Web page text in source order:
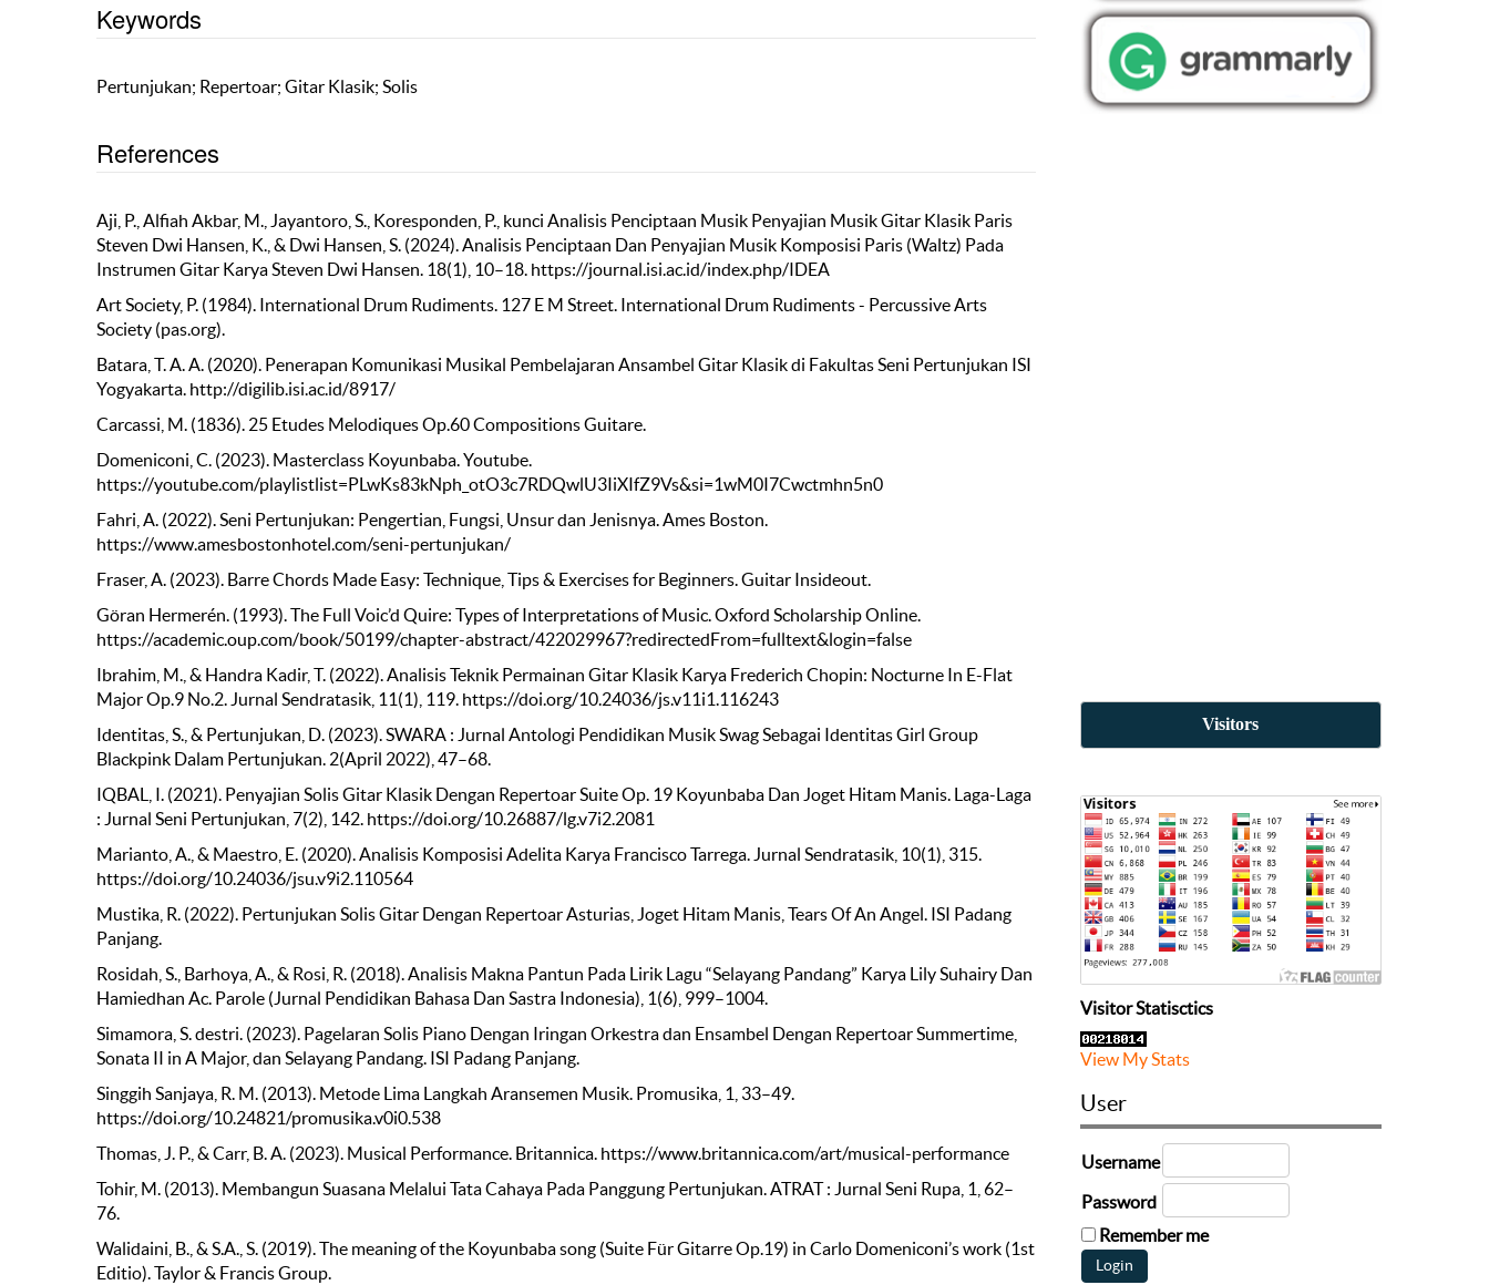
Keywords
Pertunjukan; Repertoar; Gitar Klasik; Solis
References
Aji, P., Alfiah Akbar, M., Jayantoro, S., Koresponden, P., kunci Analisis Penciptaan Musik Penyajian Musik Gitar Klasik Paris
Steven Dwi Hansen, K., & Dwi Hansen, S. (2024). Analisis Penciptaan Dan Penyajian Musik Komposisi Paris (Waltz) Pada
Instrumen Gitar Karya Steven Dwi Hansen. 18(1), 10–18. https://journal.isi.ac.id/index.php/IDEA
Art Society, P. (1984). International Drum Rudiments. 127 E M Street. International Drum Rudiments - Percussive Arts
Society (pas.org).
Batara, T. A. A. (2020). Penerapan Komunikasi Musikal Pembelajaran Ansambel Gitar Klasik di Fakultas Seni Pertunjukan ISI
Yogyakarta. http://digilib.isi.ac.id/8917/
Carcassi, M. (1836). 25 Etudes Melodiques Op.60 Compositions Guitare.
Domeniconi, C. (2023). Masterclass Koyunbaba. Youtube.
https://youtube.com/playlistlist=PLwKs83kNph_otO3c7RDQwlU3IiXIfZ9Vs&si=1wM0I7Cwctmhn5n0
Fahri, A. (2022). Seni Pertunjukan: Pengertian, Fungsi, Unsur dan Jenisnya. Ames Boston.
https://www.amesbostonhotel.com/seni-pertunjukan/
Fraser, A. (2023). Barre Chords Made Easy: Technique, Tips & Exercises for Beginners. Guitar Insideout.
Göran Hermerén. (1993). The Full Voic’d Quire: Types of Interpretations of Music. Oxford Scholarship Online.
https://academic.oup.com/book/50199/chapter-abstract/422029967?redirectedFrom=fulltext&login=false
Ibrahim, M., & Handra Kadir, T. (2022). Analisis Teknik Permainan Gitar Klasik Karya Frederich Chopin: Nocturne In E-Flat
Major Op.9 No.2. Jurnal Sendratasik, 11(1), 119. https://doi.org/10.24036/js.v11i1.116243
Identitas, S., & Pertunjukan, D. (2023). SWARA : Jurnal Antologi Pendidikan Musik Swag Sebagai Identitas Girl Group
Blackpink Dalam Pertunjukan. 2(April 2022), 47–68.
IQBAL, I. (2021). Penyajian Solis Gitar Klasik Dengan Repertoar Suite Op. 19 Koyunbaba Dan Joget Hitam Manis. Laga-Laga
: Jurnal Seni Pertunjukan, 7(2), 142. https://doi.org/10.26887/lg.v7i2.2081
Marianto, A., & Maestro, E. (2020). Analisis Komposisi Adelita Karya Francisco Tarrega. Jurnal Sendratasik, 10(1), 315.
https://doi.org/10.24036/jsu.v9i2.110564
Mustika, R. (2022). Pertunjukan Solis Gitar Dengan Repertoar Asturias, Joget Hitam Manis, Tears Of An Angel. ISI Padang
Panjang.
Rosidah, S., Barhoya, A., & Rosi, R. (2018). Analisis Makna Pantun Pada Lirik Lagu “Selayang Pandang” Karya Lily Suhairy Dan
Hamiedhan Ac. Parole (Jurnal Pendidikan Bahasa Dan Sastra Indonesia), 1(6), 999–1004.
Simamora, S. destri. (2023). Pagelaran Solis Piano Dengan Iringan Orkestra dan Ensambel Dengan Repertoar Summertime,
Sonata II in A Major, dan Selayang Pandang. ISI Padang Panjang.
Singgih Sanjaya, R. M. (2013). Metode Lima Langkah Aransemen Musik. Promusika, 1, 33–49.
https://doi.org/10.24821/promusika.v0i0.538
Thomas, J. P., & Carr, B. A. (2023). Musical Performance. Britannica. https://www.britannica.com/art/musical-performance
Tohir, M. (2013). Membangun Suasana Melalui Tata Cahaya Pada Panggung Pertunjukan. ATRAT : Jurnal Seni Rupa, 1, 62–
76.
Walidaini, B., & S.A., S. (2019). The meaning of the Koyunbaba song (Suite Für Gitarre Op.19) in Carlo Domeniconi’s work (1st
Editio). Taylor & Francis Group.
Visitors
Visitor Statisctics
View My Stats
User
Username
Password
Remember me